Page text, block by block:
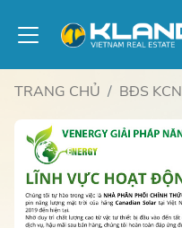
TRANG CHỦ BĐS KCN